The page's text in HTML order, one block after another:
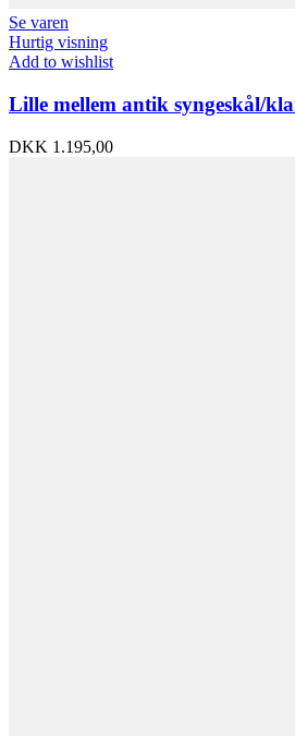
Se varen
Hurtig visning
Add to wishlist
Lille mellem antik syngeskål/
DKK 1.195,00